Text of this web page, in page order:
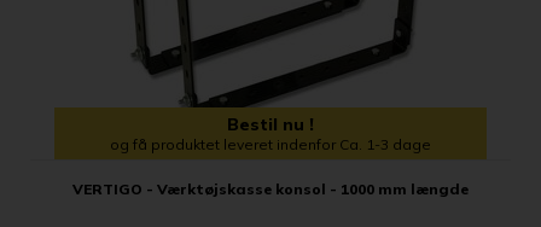
Bestil nu !
og få produktet leveret indenfor Ca. 1-3 dage
VERTIGO - Værktøjskasse konsol - 1000 mm længde